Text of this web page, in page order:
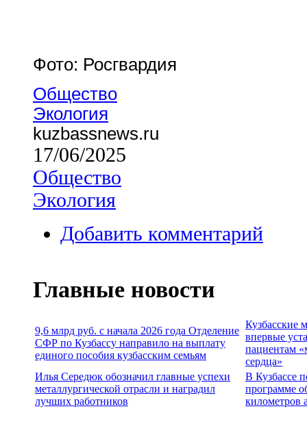
Фото: Росгвардия
Общество
Экология
kuzbassnews.ru
17/06/2025
Общество
Экология
Добавить комментарий
Главные новости
9,6 млрд руб. с начала 2026 года Отделение
СФР по Кузбассу направило на выплату
единого пособия кузбасским семьям
Кузбасские
впервые
пациентам
сердца»
Илья Середюк обозначил главные успехи
металлургической отрасли и наградил
лучших работников
В Кузбассе
программе
километров